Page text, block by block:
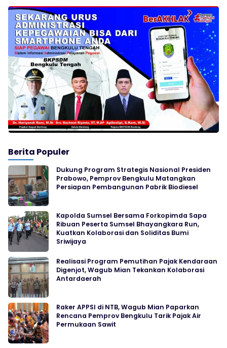
Berita Populer
Dukung Program Strategis Nasional Presiden
Prabowo, Pemprov Bengkulu Matangkan
Persiapan Pembangunan Pabrik Biodiesel
Kapolda Sumsel Bersama Forkopimda Sapa
Ribuan Peserta Sumsel Bhayangkara Run,
Kuatkan Kolaborasi dan Soliditas Bumi
Sriwijaya
Realisasi Program Pemutihan Pajak Kendaraan
Digenjot, Wagub Mian Tekankan Kolaborasi
Antardaerah
Raker APPSI di NTB, Wagub Mian Paparkan
Rencana Pemprov Bengkulu Tarik Pajak Air
Permukaan Sawit